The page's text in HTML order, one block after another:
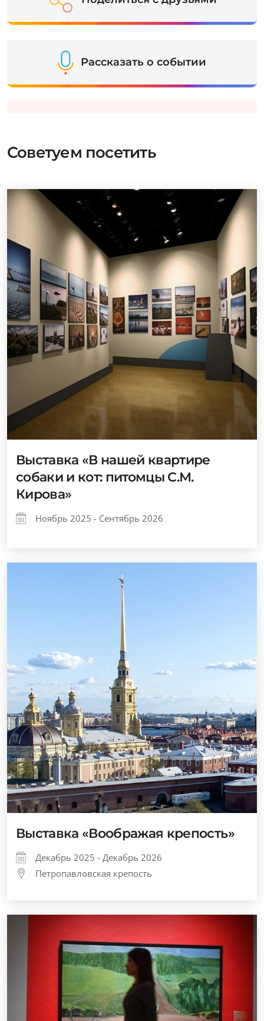
Рассказать о событии
Советуем посетить
Выставка «В нашей квартире
собаки и кот: питомцы С.М.
Кирова»
Ноябрь 2025 - Сентябрь 2026
Выставка «Воображая крепость»
Декабрь 2025 - Декабрь 2026
Петропавловская крепость